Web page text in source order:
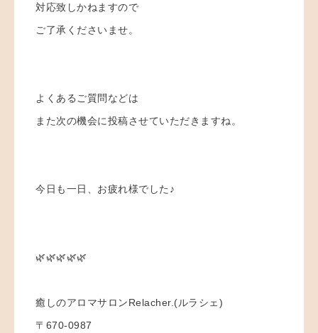
対応致しかねますので
ご了承くださいませ。
よくあるご質問などは
また次の機会に投稿させていただきますね。
今日も一日、お疲れ様でした♪
🌿🌿🌿🌿🌿
癒しのアロマサロンRelacher.(ルラシェ)
〒670-0987